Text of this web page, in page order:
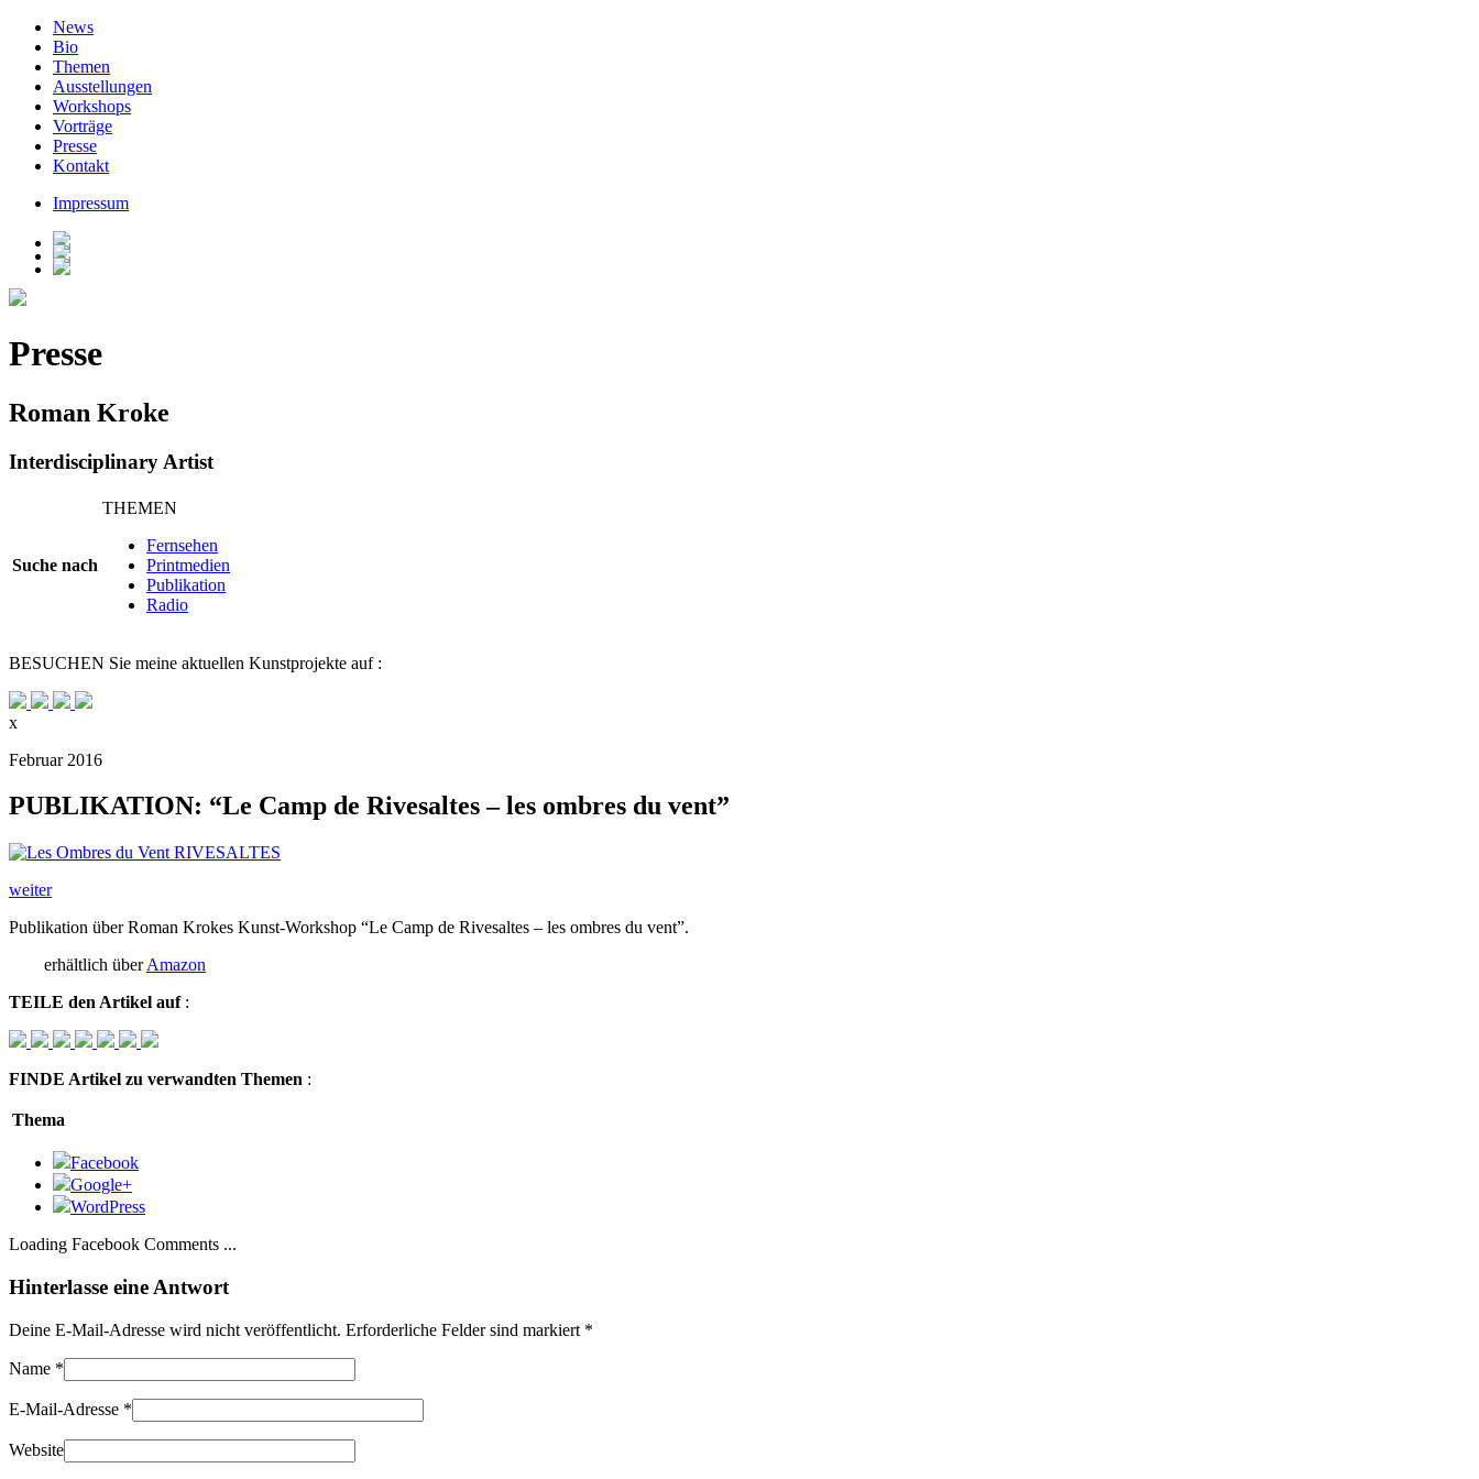
News
Bio
Themen
Ausstellungen
Workshops
Vorträge
Presse
Kontakt
Impressum
Presse
Roman Kroke
Interdisciplinary Artist
Suche nach
THEMEN
Fernsehen
Printmedien
Publikation
Radio
BESUCHEN Sie meine aktuellen Kunstprojekte auf :
x
Februar 2016
PUBLIKATION: “Le Camp de Rivesaltes – les ombres du vent”
weiter
Publikation über Roman Krokes Kunst-Workshop “Le Camp de Rivesaltes – les ombres du vent”.
erhältlich überAmazon
TEILE den Artikel auf:
FINDE Artikel zu verwandten Themen :
Thema
Facebook
Google+
WordPress
Loading Facebook Comments ...
Hinterlasse eine Antwort
Deine E-Mail-Adresse wird nicht veröffentlicht. Erforderliche Felder sind markiert *
Name *
E-Mail-Adresse *
Website